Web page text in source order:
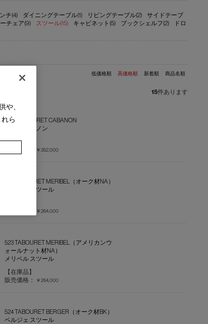
チ(4) ダイニングテーブル(1) リビングテーブル(2)
サイドテーブ
チェア(9) スツール(15) キャビネット(5) ブックシェルフ(2)
ドロ
低価格順 高価格順 新着順 商品名順
15件あります
LC14 TABOURET CABANON
タブレ カバノン
【在庫品】
￥352,000
523 TABOURET MERIBEL（オーク材NA）
メリベル スツール
￥264,000
523 TABOURET MERIBEL（アメリカンウ
ォールナット材NA）
メリベル スツール
【在庫品】
販売価格：
￥264,000
524 TABOURET BERGER（オーク材BK）
ベルジェ スツール
や、
ら